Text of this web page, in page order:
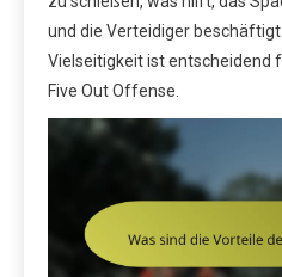
und die Verteidiger
Vielseitigkeit ist entscheidend
Five Out Offense.